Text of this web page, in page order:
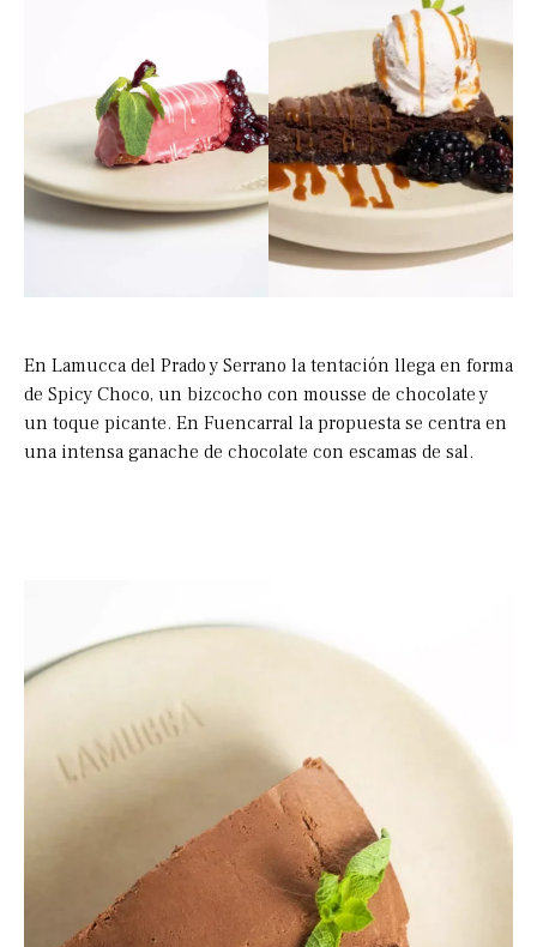
En Lamucca del Prado y Serrano la tentación llega en forma
de Spicy Choco, un bizcocho con mousse de chocolate y
un toque picante. En Fuencarral la propuesta se centra en
una intensa ganache de chocolate con escamas de sal.